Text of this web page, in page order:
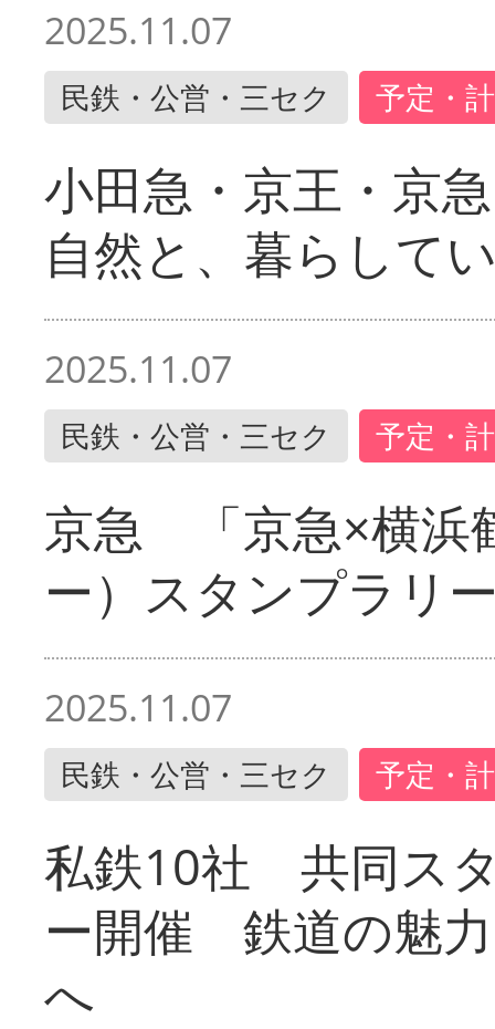
2025.11.07
民鉄・公営・三セク 予定・
小田急・京王・京
自然と、暮らして
2025.11.07
民鉄・公営・三セク 予定・
京急 「京急×横浜
ー）スタンプラリ
2025.11.07
民鉄・公営・三セク 予定・
私鉄10社 共同ス
ー開催 鉄道の魅
へ